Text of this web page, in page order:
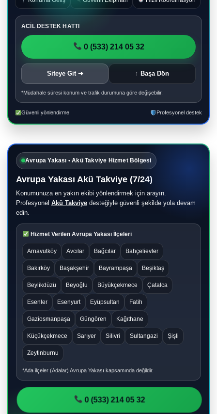
ACİL DESTEK HATTI
0 (533) 214 05 32
Siteye Git ➜ ↑ Başa Dön
*Müdahale süresi konum ve trafik durumuna göre değişebilir.
Güvenli yönlendirme Profesyonel destek
Avrupa Yakası • Akü Takviye Hizmet Bölgesi
Avrupa Yakası Akü Takviye (7/24)
Konumunuza en yakın ekibi yönlendirmek için arayın.
Profesyonel Akü Takviye desteğiyle güvenli şekilde yola devam
edin.
Hizmet Verilen Avrupa Yakası İlçeleri
Arnavutköy Avcılar Bağcılar Bahçelievler
Bakırköy Başakşehir Bayrampaşa Beşiktaş
Beylikdüzü Beyoğlu Büyükçekmece Çatalca
Esenler Esenyurt Eyüpsultan Fatih
Gaziosmanpaşa Güngören Kağıthane
Küçükçekmece Sarıyer Silivri Sultangazi Şişli
Zeytinburnu
*Ada ilçeler (Adalar) Avrupa Yakası kapsamında değildir.
0 (533) 214 05 32